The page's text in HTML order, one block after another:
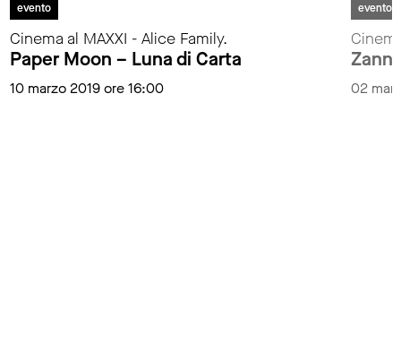
evento
Cinema al MAXXI - Alice Family.
Paper Moon – Luna di Carta
10 marzo 2019 ore 16:00
evento
02